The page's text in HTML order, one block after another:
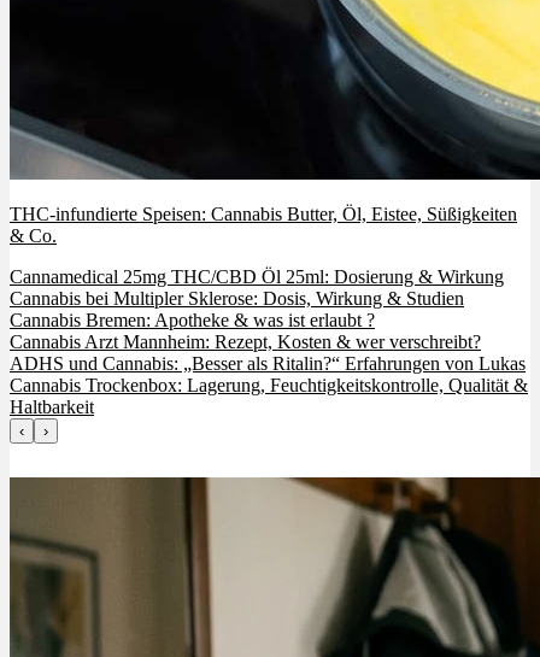
THC-infundierte Speisen: Cannabis Butter, Öl, Eistee, Süßigkeiten
& Co.
Cannamedical 25mg THC/CBD Öl 25ml: Dosierung & Wirkung
Cannabis bei Multipler Sklerose: Dosis, Wirkung & Studien
Cannabis Bremen: Apotheke & was ist erlaubt ?
Cannabis Arzt Mannheim: Rezept, Kosten & wer verschreibt?
ADHS und Cannabis: „Besser als Ritalin?“ Erfahrungen von Lukas
Cannabis Trockenbox: Lagerung, Feuchtigkeitskontrolle, Qualität &
Haltbarkeit
‹ ›